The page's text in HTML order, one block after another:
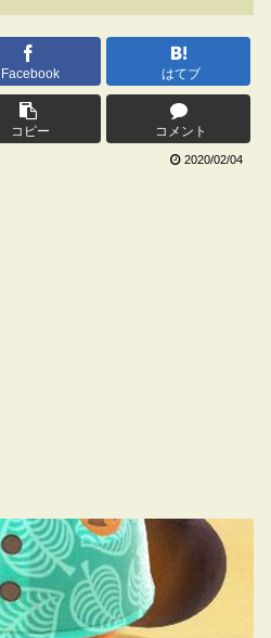
Facebook はてブ
コピー コメント
2020/02/04